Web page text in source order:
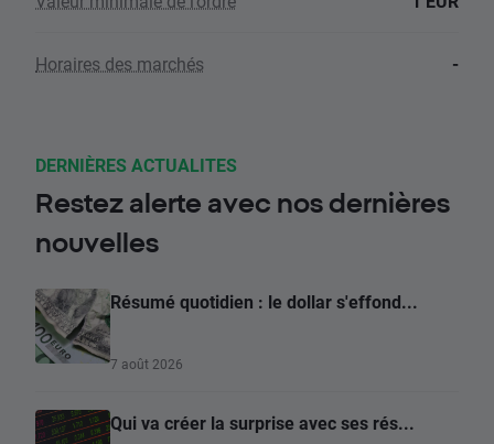
Horaires des marchés -
DERNIÈRES ACTUALITES
Restez alerte avec nos dernières
nouvelles
Résumé quotidien : le dollar s'effond...
7 août 2026
Qui va créer la surprise avec ses rés...